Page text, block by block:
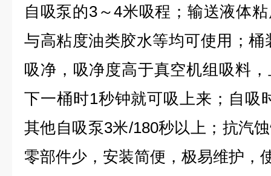
自吸泵的3～4米吸程；输送液体
与高粘度油类胶水等均可使用；
吸净，吸净度高于真空机组吸料
下一桶时1秒钟就可吸上来；自吸
其他自吸泵3米/180秒以上；抗汽
零部件少，安装简便，极易维护，